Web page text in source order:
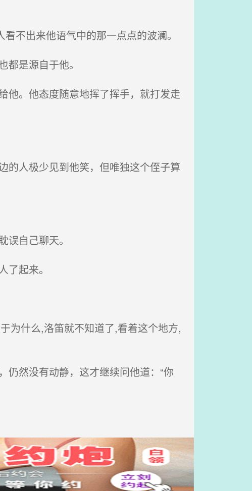
不出来他语气中的那一点点的波澜。
是源自于他。
。他态度随意地挥了挥手，就打发走
人极少见到他笑，但唯独这个侄子算
自己聊天。
起来。
为什么,洛笛就不知道了,看着这个地方,
然没有动静，这才继续问他道：“你